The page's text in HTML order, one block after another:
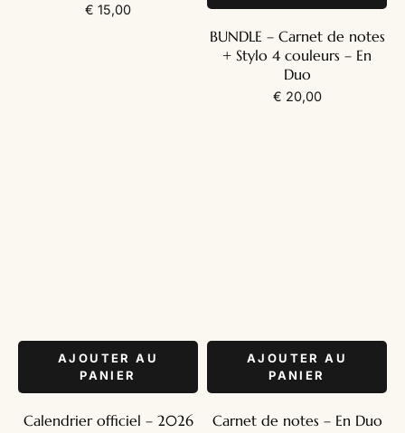
€ 15,00
BUNDLE – Carnet de notes
+ Stylo 4 couleurs – En
Duo
€ 20,00
AJOUTER AU
PANIER
Calendrier officiel – 2026
AJOUTER AU
PANIER
Carnet de notes – En Duo